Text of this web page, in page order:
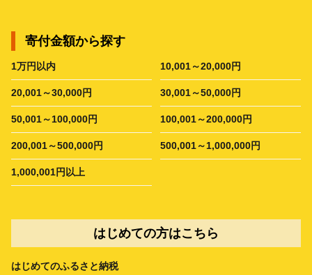
寄付金額から探す
1万円以内 10,001～20,000円
20,001～30,000円 30,001～50,000円
50,001～100,000円 100,001～200,000円
200,001～500,000円 500,001～1,000,000円
1,000,001円以上
はじめての方はこちら
はじめてのふるさと納税